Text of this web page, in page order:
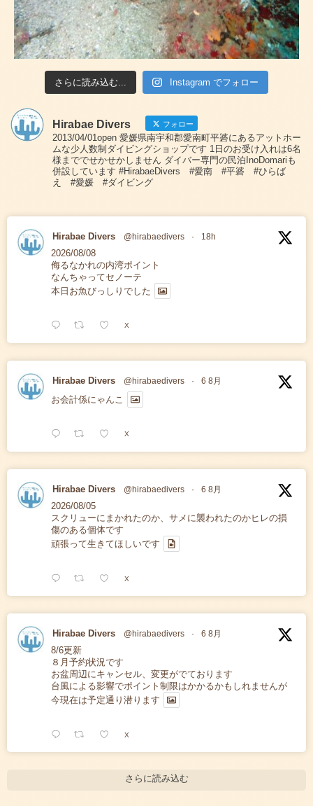
さらに読み込む... Instagram でフォロー
Hirabae Divers フォロー
2013/04/01open 愛媛県南宇和郡愛南町平碆にあるアットホー
ムな少人数制ダイビングショップです 1日のお受け入れは6名
様まででせかせかしません ダイバー専門の民泊InoDomariも
併設しています #HirabaeDivers #愛南 #平碆 #ひらば
え #愛媛 #ダイビング
Hirabae Divers @hirabaedivers · 18h
2026/08/08
侮るなかれの内湾ポイント
なんちゃってセノーテ
本日お魚びっしりでした
X
Hirabae Divers @hirabaedivers · 6 8月
お会計係にゃんこ
X
Hirabae Divers @hirabaedivers · 6 8月
2026/08/05
スクリューにまかれたのか、サメに襲われたのかヒレの損
傷のある個体です
頑張って生きてほしいです
X
Hirabae Divers @hirabaedivers · 6 8月
8/6更新
８月予約状況です
お盆周辺にキャンセル、変更がでております
台風による影響でポイント制限はかかるかもしれませんが
今現在は予定通り潜ります
X
さらに読み込む